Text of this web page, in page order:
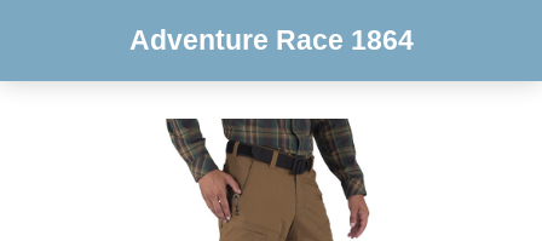
Adventure Race 1864